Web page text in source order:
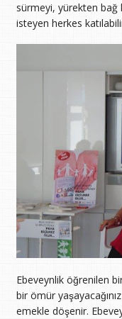
sürmeyi, yürekten bağ
isteyen herkes
Ebeveynlik öğrenilen
bir ömür
emekle döşenir.